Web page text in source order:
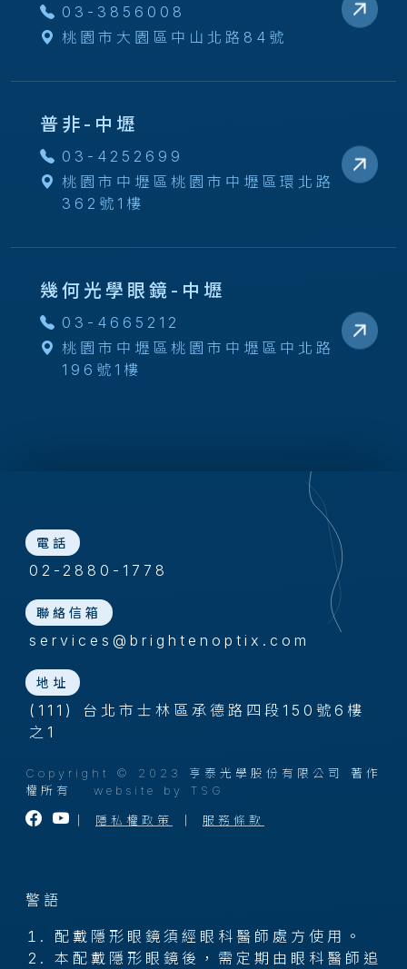
03-3856008
桃園市大園區中山北路84號
普非-中壢
03-4252699
桃園市中壢區桃園市中壢區環北路
362號1樓
幾何光學眼鏡-中壢
03-4665212
桃園市中壢區桃園市中壢區中北路
196號1樓
電話
02-2880-1778
聯絡信箱
services@brightenoptix.com
地址
(111) 台北市士林區承德路四段150號6樓
之1
Copyright © 2023 亨泰光學股份有限公司 著作
權所有 website by TSG
隱私權政策 服務條款
警語
配戴隱形眼鏡須經眼科醫師處方使用。
本配戴隱形眼鏡後，需定期由眼科醫師追